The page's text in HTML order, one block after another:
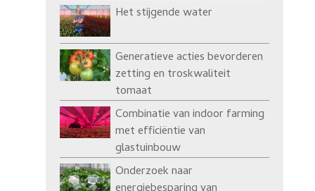
Het stijgende water
Generatieve acties bevorderen
zetting en troskwaliteit
tomaat
Combinatie van indoor farming
met efficiëntie van
glastuinbouw
Onderzoek naar